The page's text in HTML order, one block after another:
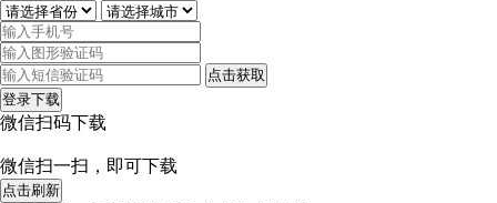
点击获取
登录下载
微信扫码下载
微信扫一扫，即可下载
点击刷新